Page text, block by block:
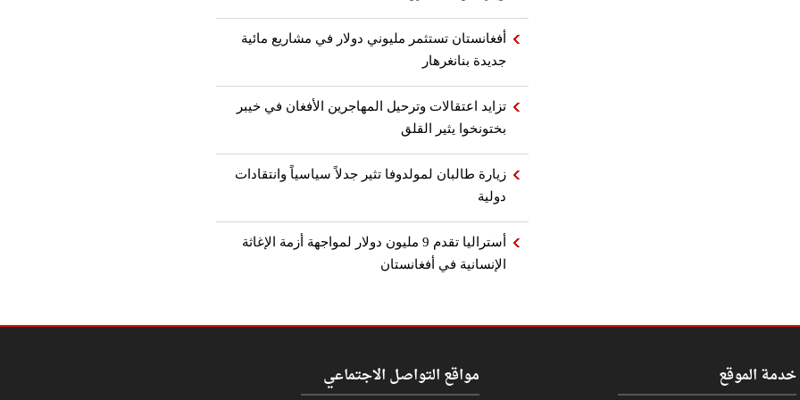
أفغانستان تستثمر مليوني دولار في مشاريع مائية
جديدة بنانغرهار
تزايد اعتقالات وترحيل المهاجرين الأفغان في خيبر
بختونخوا يثير القلق
زيارة طالبان لمولدوفا تثير جدلاً سياسياً وانتقادات
دولية
أستراليا تقدم 9 مليون دولار لمواجهة أزمة الإغاثة
الإنسانية في أفغانستان
مواقع التواصل الاجتماعي خدمة الموقع